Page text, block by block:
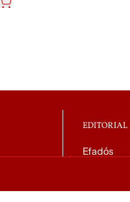
general
EDITORIAL
Efadós